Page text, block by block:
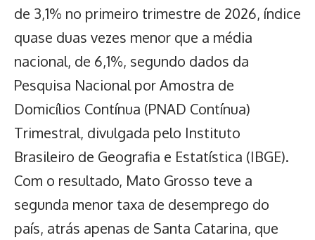
de 3,1% no primeiro trimestre de 2026, índice
quase duas vezes menor que a média
nacional, de 6,1%, segundo dados da
Pesquisa Nacional por Amostra de
Domicílios Contínua (PNAD Contínua)
Trimestral, divulgada pelo Instituto
Brasileiro de Geografia e Estatística (IBGE).
Com o resultado, Mato Grosso teve a
segunda menor taxa de desemprego do
país, atrás apenas de Santa Catarina, que